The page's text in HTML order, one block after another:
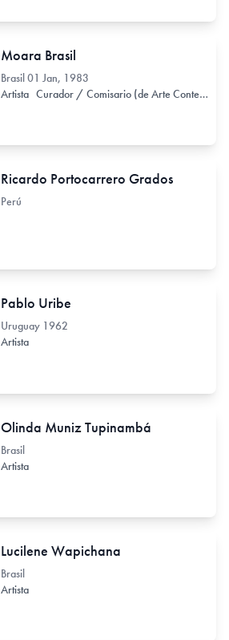
Moara Brasil
Brasil01 Jan, 1983
Artista Curador / Comisario (de Arte Contemporáneo)
Ricardo Portocarrero Grados
Perú
Pablo Uribe
Uruguay 1962
Artista
Olinda Muniz Tupinambá
Brasil
Artista
Lucilene Wapichana
Brasil
Artista